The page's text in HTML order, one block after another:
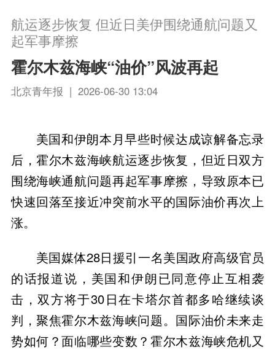
航运逐步恢复 但近日美伊围绕通航问题又
起军事摩擦
霍尔木兹海峡“油价”风波再起
北京青年报 | 2026-06-30 13:04
美国和伊朗本月早些时候达成谅解备忘录
后，霍尔木兹海峡航运逐步恢复，但近日双方
围绕海峡通航问题再起军事摩擦，导致原本已
快速回落至接近冲突前水平的国际油价再次上
涨。
美国媒体28日援引一名美国政府高级官员
的话报道说，美国和伊朗已同意停止互相袭
击，双方将于30日在卡塔尔首都多哈继续谈
判，聚焦霍尔木兹海峡问题。国际油价未来走
势如何？面临哪些变数？霍尔木兹海峡危机又